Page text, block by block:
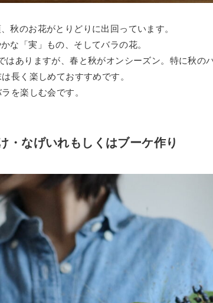
秋のお花がとりどりに出回っています。
な「実」もの、そしてバラの花。
はありますが、春と秋がオンシーズン。特に秋の
長く楽しめておすすめです。
を楽しむ会です。
・なげいれもしくはブーケ作り